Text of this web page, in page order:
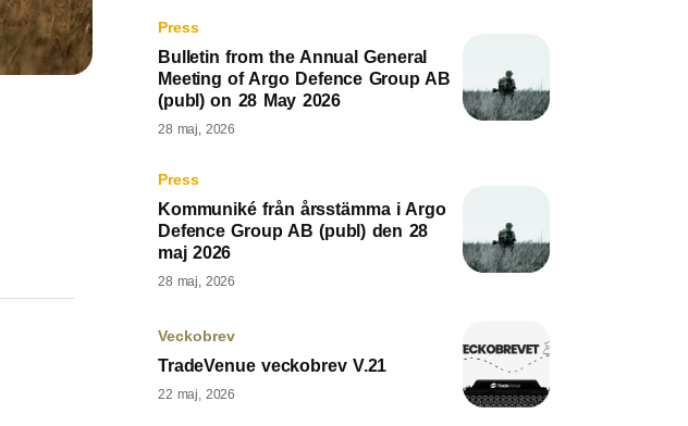
Press
Bulletin from the Annual General
Meeting of Argo Defence Group AB
(publ) on 28 May 2026
28 maj, 2026
Press
Kommuniké från årsstämma i Argo
Defence Group AB (publ) den 28
maj 2026
28 maj, 2026
Veckobrev
TradeVenue veckobrev V.21
22 maj, 2026